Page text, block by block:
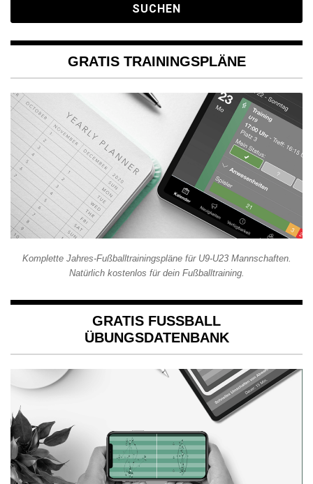
GRATIS TRAININGSPLÄNE
Komplette Jahres-Fußballtrainingspläne für U9-U23 Mannschaften.
Natürlich kostenlos für dein Fußballtraining.
GRATIS FUSSBALL Ü
BUNGSDATENBANK